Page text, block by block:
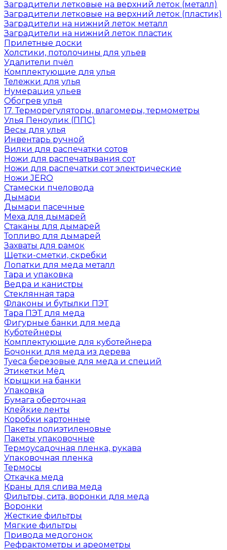
Заградители летковые на верхний леток (металл)
Заградители летковые на верхний леток (пластик)
Заградители на нижний леток металл
Заградители на нижний леток пластик
Прилетные доски
Холстики, потолочины для ульев
Удалители пчёл
Комплектующие для улья
Тележки для улья
Нумерация ульев
Обогрев улья
17. Терморегуляторы, влагомеры, термометры
Улья Пеноулик (ППС)
Весы для улья
Инвентарь ручной
Вилки для распечатки сотов
Ножи для распечатывания сот
Ножи для распечатки сот электрические
Ножи JERO
Стамески пчеловода
Дымари
Дымари пасечные
Меха для дымарей
Стаканы для дымарей
Топливо для дымарей
Захваты для рамок
Щетки-сметки, скребки
Лопатки для меда металл
Тара и упаковка
Ведра и канистры
Стеклянная тара
Флаконы и бутылки ПЭТ
Тара ПЭТ для меда
Фигурные банки для меда
Куботейнеры
Комплектующие для куботейнера
Бочонки для меда из дерева
Туеса березовые для меда и специй
Этикетки Мёд
Крышки на банки
Упаковка
Бумага оберточная
Клейкие ленты
Коробки картонные
Пакеты полиэтиленовые
Пакеты упаковочные
Термоусадочная пленка, рукава
Упаковочная пленка
Термосы
Откачка меда
Краны для слива меда
Фильтры, сита, воронки для меда
Воронки
Жесткие фильтры
Мягкие фильтры
Привода медогонок
Рефрактометры и ареометры